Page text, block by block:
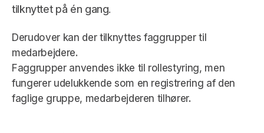
tilknyttet på én gang.
Derudover kan der tilknyttes faggrupper til
medarbejdere.
Faggrupper anvendes ikke til rollestyring, men
fungerer udelukkende som en registrering af den
faglige gruppe, medarbejderen tilhører.